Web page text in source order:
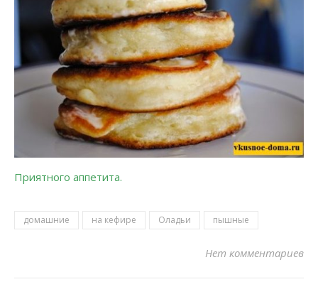
Приятного аппетита.
домашние на кефире Оладьи пышные
Нет комментариев